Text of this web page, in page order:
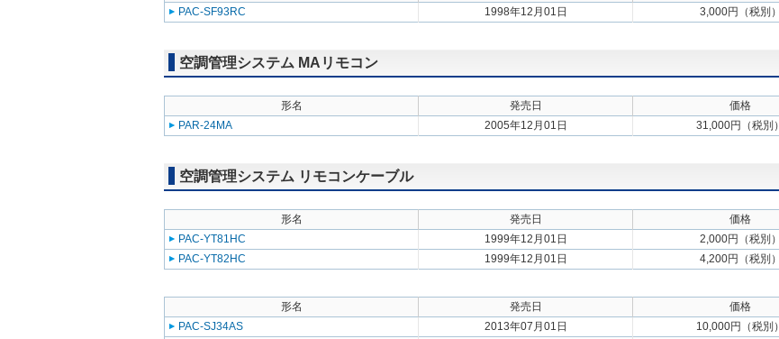
PAC-SF93RC
1998年12月01日 3,000円（税別）
空調管理システム MAリモコン
形名 発売日
価格
PAR-24MA
2005年12月01日 31,000円（税別）
空調管理システム リモコンケーブル
形名 発売日
価格
PAC-YT81HC
1999年12月01日
2,000円（税別）
PAC-YT82HC
1999年12月01日 4,200円（税別）
形名 発売日
価格
PAC-SJ34AS
2013年07月01日
10,000円（税別）